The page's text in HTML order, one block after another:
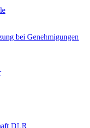
bei Genehmigungen
DLR